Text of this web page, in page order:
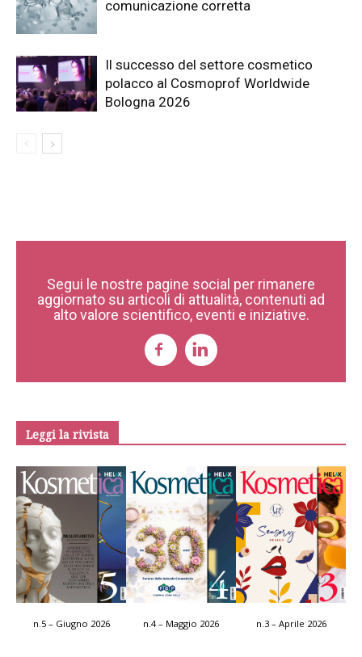
comunicazione corretta
Il successo del settore cosmetico
polacco al Cosmoprof Worldwide
Bologna 2026
Segui le nostre pagine social per rimanere
aggiornato su articoli di attualità, contenuti ad
alto valore scientifico, eventi e iniziative.
Leggi la rivista
n.5 – Giugno 2026 n.4 – Maggio 2026 n.3 – Aprile 2026